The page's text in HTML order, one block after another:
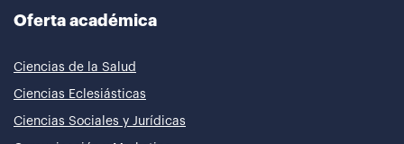
Oferta académica
Ciencias de la Salud
Ciencias Eclesiásticas
Ciencias Sociales y Jurídicas